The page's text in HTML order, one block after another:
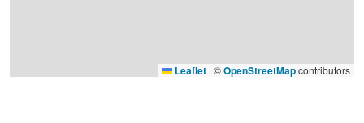
Leaflet | ©OpenStreetMapcontributors